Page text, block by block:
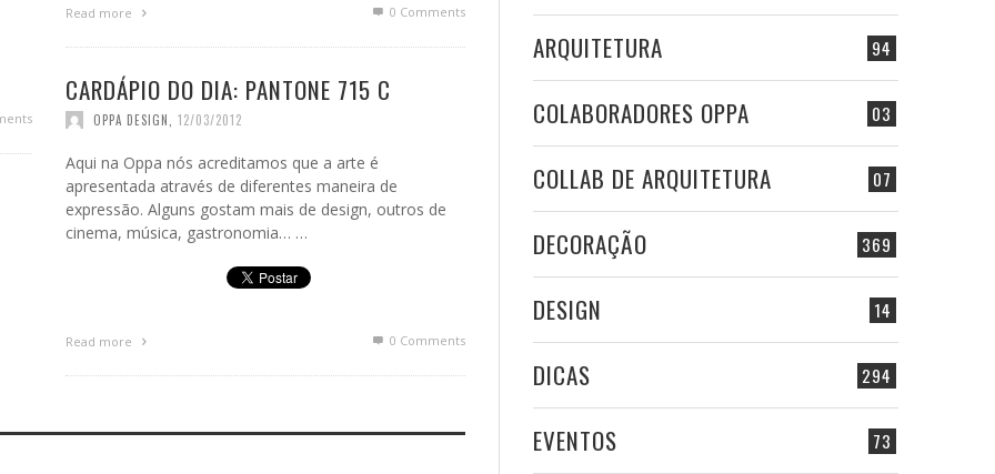
Read more 0 Comments
CARDÁPIO DO DIA: PANTONE 715 C
OPPA DESIGN 12/03/2012
Aqui na Oppa nós acreditamos que a arte é
apresentada através de diferentes maneira de
expressão. Alguns gostam mais de design, outros de
cinema, música, gastronomia… …
Read more 0 Comments
94
ARQUITETURA
03
COLABORADORES OPPA
07
COLLAB DE ARQUITETURA
369
DECORAÇÃO
14
DESIGN
294
DICAS
73
EVENTOS